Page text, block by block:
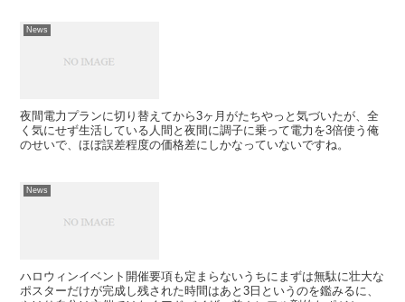
News
夜間電力プランに切り替えてから3ヶ月がたちやっと気づいたが、全
く気にせず生活している人間と夜間に調子に乗って電力を3倍使う俺
のせいで、ほぼ誤差程度の価格差にしかなっていないですね。
News
ハロウィンイベント開催要項も定まらないうちにまずは無駄に壮大な
ポスターだけが完成し残された時間はあと3日というのを鑑みるに、